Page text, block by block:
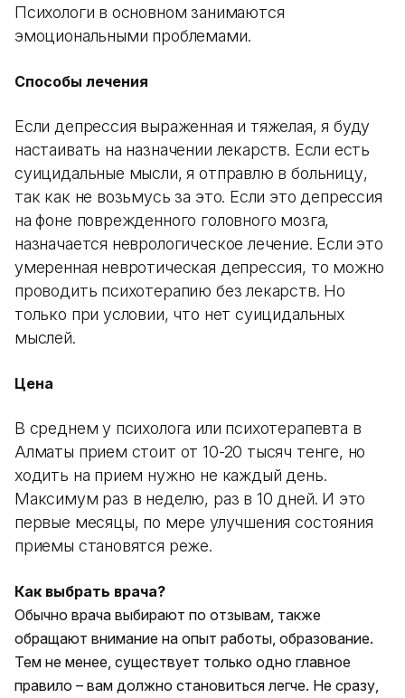
Психологи в основном занимаются
эмоциональными проблемами.
Способы лечения
Если депрессия выраженная и тяжелая, я буду
настаивать на назначении лекарств. Если есть
суицидальные мысли, я отправлю в больницу,
так как не возьмусь за это. Если это депрессия
на фоне поврежденного головного мозга,
назначается неврологическое лечение. Если это
умеренная невротическая депрессия, то можно
проводить психотерапию без лекарств. Но
только при условии, что нет суицидальных
мыслей.
Цена
В среднем у психолога или психотерапевта в
Алматы прием стоит от 10-20 тысяч тенге, но
ходить на прием нужно не каждый день.
Максимум раз в неделю, раз в 10 дней. И это
первые месяцы, по мере улучшения состояния
приемы становятся реже.
Как выбрать врача?
Обычно врача выбирают по отзывам, также
обращают внимание на опыт работы, образование.
Тем не менее, существует только одно главное
правило – вам должно становиться легче. Не сразу,